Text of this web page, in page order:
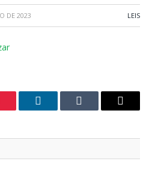
DE 2023 LEIS
LinkedInTumblr
E-